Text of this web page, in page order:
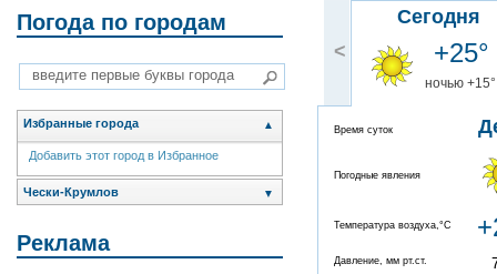
Погода по городам
Избранные города ▲
Добавить этот город в Избранное
Чески-Крумлов ▼
Реклама
<
Сегодня
+25°
ночью +15°
Время суток
Погодные явления
Температура воздуха,°C
Давление, мм рт.ст.